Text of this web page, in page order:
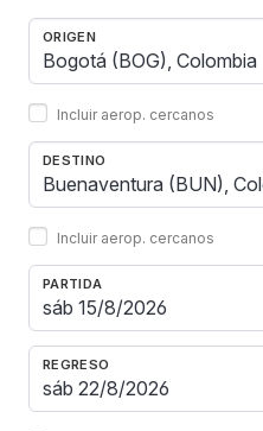
ORIGEN
Incluir aerop. cercanos
DESTINO
Incluir aerop. cercanos
PARTIDA
REGRESO